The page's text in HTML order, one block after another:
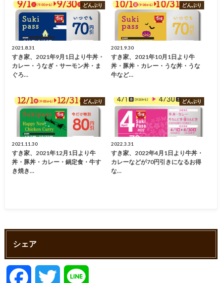
どんぶり
2021.8.31
すき家、2021年9月1日より牛丼・
カレー・うなぎ・サーモン丼・ま
ぐろ…
どんぶり
2021.9.30
すき家、2021年10月1日より牛
丼・豚丼・カレー・うな丼・うな
牛など…
どんぶり
2021.11.30
すき家、2021年12月1日より牛
丼・豚丼・カレー・鍋定食・牛す
き焼き…
どんぶり
2022.3.31
すき家、2022年4月1日より牛丼・
カレーなどが70円引きになるお得
な…
シェア